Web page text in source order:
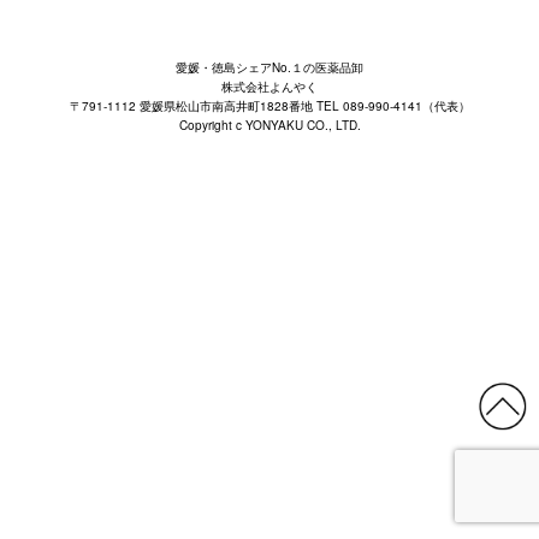
愛媛・徳島シェアNo.１の医薬品卸
株式会社よんやく
〒791-1112 愛媛県松山市南高井町1828番地 TEL 089-990-4141（代表）
Copyright c YONYAKU CO., LTD.